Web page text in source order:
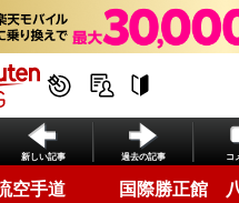
新しい記事 過去の記事 コ
流空手道 国際勝正館